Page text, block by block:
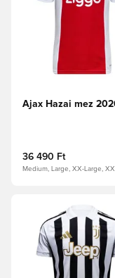
Ajax Hazai mez
36 490 Ft
Medium, Large, XX-Large,
Megnyit egy